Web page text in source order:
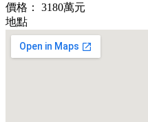
價格：
3180萬元
地點